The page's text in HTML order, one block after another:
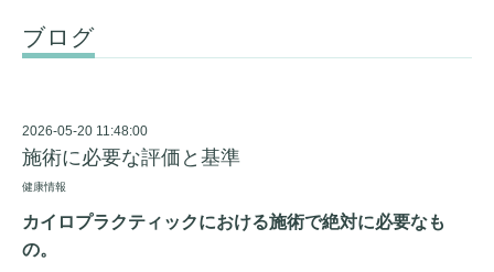
ブログ
2026-05-20 11:48:00
施術に必要な評価と基準
健康情報
カイロプラクティックにおける施術で絶対に必要なも
の。